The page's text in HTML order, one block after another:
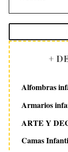
+
Alfombras
Armarios
ARTE Y
Camas